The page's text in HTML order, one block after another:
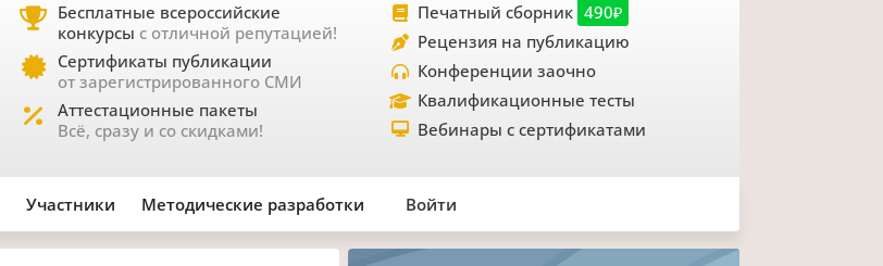
Бесплатные всероссийские
конкурсы с отличной репутацией!
Сертификаты публикации
от зарегистрированного СМИ
Аттестационные пакеты
Всё, сразу и со скидками!
Печатный сборник 490₽
Рецензия на публикацию
Конференции заочно
Квалификационные тесты
Вебинары с сертификатами
Участники Методические разработки Войти